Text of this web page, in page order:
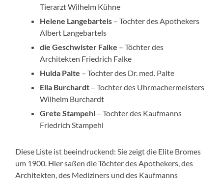
Tierarzt Wilhelm Kühne
Helene Langebartels – Tochter des Apothekers
Albert Langebartels
die Geschwister Falke – Töchter des
Architekten Friedrich Falke
Hulda Palte – Tochter des Dr. med. Palte
Ella Burchardt – Tochter des Uhrmachermeisters
Wilhelm Burchardt
Grete Stampehl – Tochter des Kaufmanns
Friedrich Stampehl
Diese Liste ist beeindruckend: Sie zeigt die Elite Bromes
um 1900. Hier saßen die Töchter des Apothekers, des
Architekten, des Mediziners und des Kaufmanns